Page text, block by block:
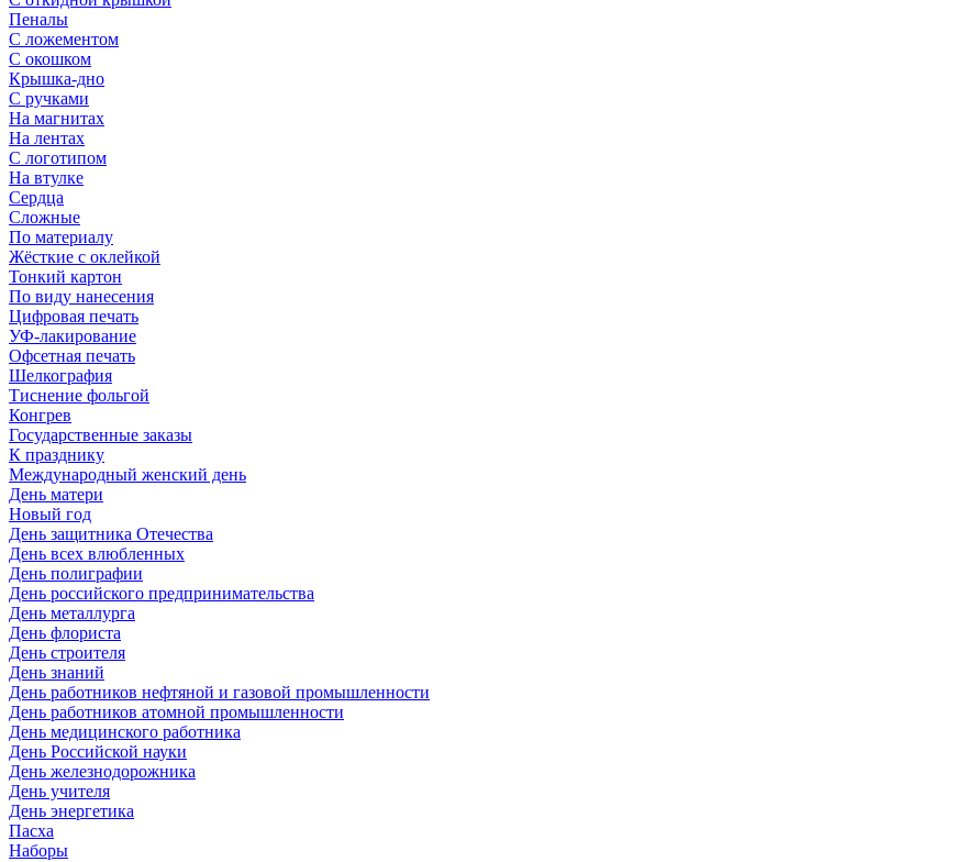
Пеналы
С ложементом
С окошком
Крышка-дно
С ручками
На магнитах
На лентах
С логотипом
На втулке
Сердца
Сложные
По материалу
Жёсткие с оклейкой
Тонкий картон
По виду нанесения
Цифровая печать
УФ-лакирование
Офсетная печать
Шелкография
Тиснение фольгой
Конгрев
Государственные заказы
К празднику
Международный женский день
День матери
Новый год
День защитника Отечества
День всех влюбленных
День полиграфии
День российского предпринимательства
День металлурга
День флориста
День строителя
День знаний
День работников нефтяной и газовой промышленности
День работников атомной промышленности
День медицинского работника
День Российской науки
День железнодорожника
День учителя
День энергетика
Пасха
Наборы